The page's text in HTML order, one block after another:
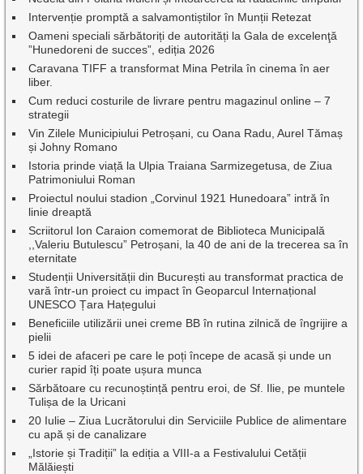
Intervenție promptă a salvamontiștilor în Munții Retezat
Oameni speciali sărbătoriți de autorități la Gala de excelenţă
”Hunedoreni de succes”, ediția 2026
Caravana TIFF a transformat Mina Petrila în cinema în aer
liber.
Cum reduci costurile de livrare pentru magazinul online – 7
strategii
Vin Zilele Municipiului Petroșani, cu Oana Radu, Aurel Tămaș
și Johny Romano
Istoria prinde viață la Ulpia Traiana Sarmizegetusa, de Ziua
Patrimoniului Roman
Proiectul noului stadion „Corvinul 1921 Hunedoara” intră în
linie dreaptă
Scriitorul Ion Caraion comemorat de Biblioteca Municipală
,,Valeriu Butulescu” Petroșani, la 40 de ani de la trecerea sa în
eternitate
Studenții Universității din București au transformat practica de
vară într-un proiect cu impact în Geoparcul Internațional
UNESCO Țara Hațegului
Beneficiile utilizării unei creme BB în rutina zilnică de îngrijire a
pielii
5 idei de afaceri pe care le poți începe de acasă și unde un
curier rapid îți poate ușura munca
Sărbătoare cu recunoștință pentru eroi, de Sf. Ilie, pe muntele
Tulișa de la Uricani
20 Iulie – Ziua Lucrătorului din Serviciile Publice de alimentare
cu apă și de canalizare
„Istorie și Tradiții” la ediția a VIII-a a Festivalului Cetății
Mălăiești